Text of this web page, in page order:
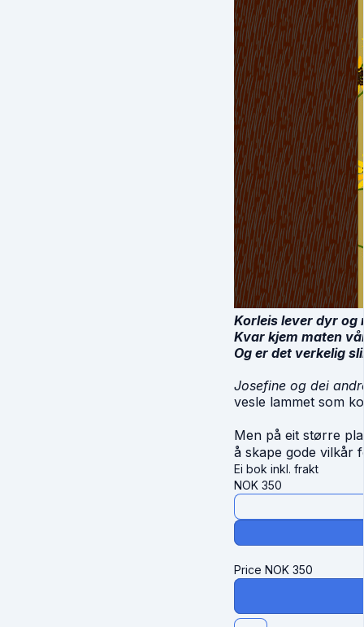
Korleis lever dyr og
Kvar kjem maten
Og er det verkelig
Josefine og dei
vesle lammet som
Men på eit større
å skape gode vilkår
Ei bok inkl. frakt
NOK 350
Price NOK 350